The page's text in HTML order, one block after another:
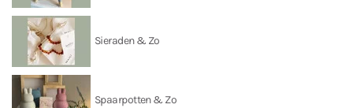
Sieraden & Zo
Spaarpotten & Zo